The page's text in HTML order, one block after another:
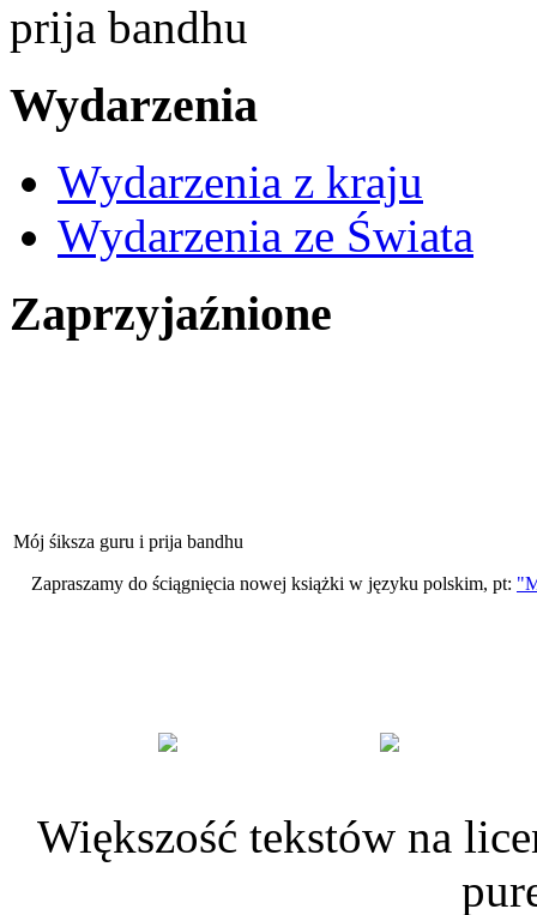
prija bandhu
Wydarzenia
Wydarzenia z kraju
Wydarzenia ze Świata
Zaprzyjaźnione
Mój śiksza guru i prija bandhu
Zapraszamy do ściągnięcia nowej książki w języku polskim, pt:
Większość tekstów na